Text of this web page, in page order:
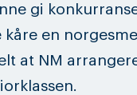
gi
en
at NM